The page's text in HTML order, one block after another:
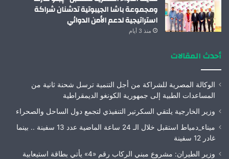
ومجموعة باشا الجيبوتية تدشنان شراكة
استراتيجية لدعم الأمن الدوائي
منذ 3 أيام
أحدث المقالات
الوكالة المصرية للشراكة من أجل التنمية ترسل شحنة ثانية من
المساعدات الطبية إلى جمهورية الكونغو الديمقراطية
وزير الخارجية يلتقي السكرتير التنفيذي لتجمع دول الساحل والصحراء
ميناء_دمياط استقبل خلال الـ 24 ساعة الماضية عدد 13 سفينة .. بينما
غادر 12 سفينة
وزير الطيران: مشروع مبني الركاب رقم «4» يأتي بطاقة استيعابية